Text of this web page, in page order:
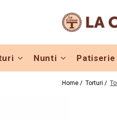
Nunti Patiserie
Home / Torturi /